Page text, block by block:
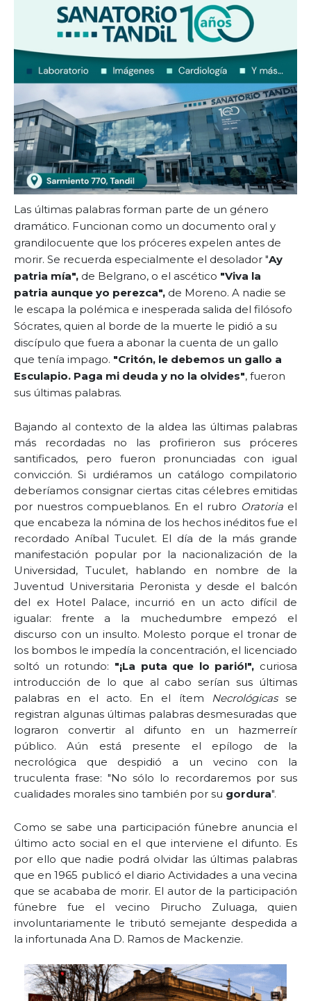
Las últimas palabras forman parte de un género
dramático. Funcionan como un documento oral y
grandilocuente que los próceres expelen antes de
morir. Se recuerda especialmente el desolador "Ay
patria mía", de Belgrano, o el ascético "Viva la
patria aunque yo perezca", de Moreno. A nadie se
le escapa la polémica e inesperada salida del filósofo
Sócrates, quien al borde de la muerte le pidió a su
discípulo que fuera a abonar la cuenta de un gallo
que tenía impago. "Critón, le debemos un gallo a
Esculapio. Paga mi deuda y no la olvides", fueron
sus últimas palabras.
Bajando al contexto de la aldea las últimas palabras
más recordadas no las profirieron sus próceres
santificados, pero fueron pronunciadas con igual
convicción. Si urdiéramos un catálogo compilatorio
deberíamos consignar ciertas citas célebres emitidas
por nuestros compueblanos. En el rubro Oratoria el
que encabeza la nómina de los hechos inéditos fue el
recordado Aníbal Tuculet. El día de la más grande
manifestación popular por la nacionalización de la
Universidad, Tuculet, hablando en nombre de la
Juventud Universitaria Peronista y desde el balcón
del ex Hotel Palace, incurrió en un acto difícil de
igualar: frente a la muchedumbre empezó el
discurso con un insulto. Molesto porque el tronar de
los bombos le impedía la concentración, el licenciado
soltó un rotundo: "¡La puta que lo parió!", curiosa
introducción de lo que al cabo serían sus últimas
palabras en el acto. En el ítem
Necrológicas se
registran algunas últimas palabras desmesuradas que
lograron convertir al difunto en un hazmerreír
público. Aún está presente el epílogo de la
necrológica que despidió a un vecino con la
truculenta frase: "No sólo lo recordaremos por sus
cualidades morales sino también por su gordura".
Como se sabe una participación fúnebre anuncia el
último acto social en el que interviene el difunto. Es
por ello que nadie podrá olvidar las últimas palabras
que en 1965 publicó el diario Actividades a una vecina
que se acababa de morir. El autor de la participación
fúnebre fue el vecino Pirucho Zuluaga, quien
involuntariamente le tributó semejante despedida a
la infortunada Ana D. Ramos de Mackenzie.